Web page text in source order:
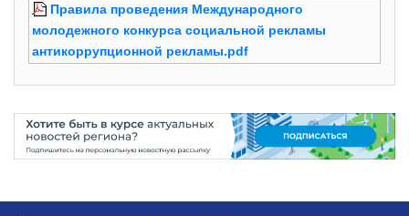
Правила проведения Международного
молодежного конкурса социальной рекламы
антикоррупционной рекламы.pdf